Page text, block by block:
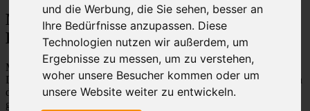
und die Werbung, die Sie sehen, besser an
Ihre Bedürfnisse anzupassen. Diese
Technologien nutzen wir außerdem, um
Ergebnisse zu messen, um zu verstehen,
woher unsere Besucher kommen oder um
unsere Website weiter zu entwickeln.
M-Klasse MLCD-Foren des ML-Club-
Deutschland - Nutzungsbedingungen
Mit dem Zugriff auf „M-Klasse MLCD-Foren des ML-Club-
Deutschland“ („https://www.mlcd.de/MLCDForen“) wird zwischen
dir und dem Betreiber ein Vertrag mit folgenden Regelungen
geschlossen: